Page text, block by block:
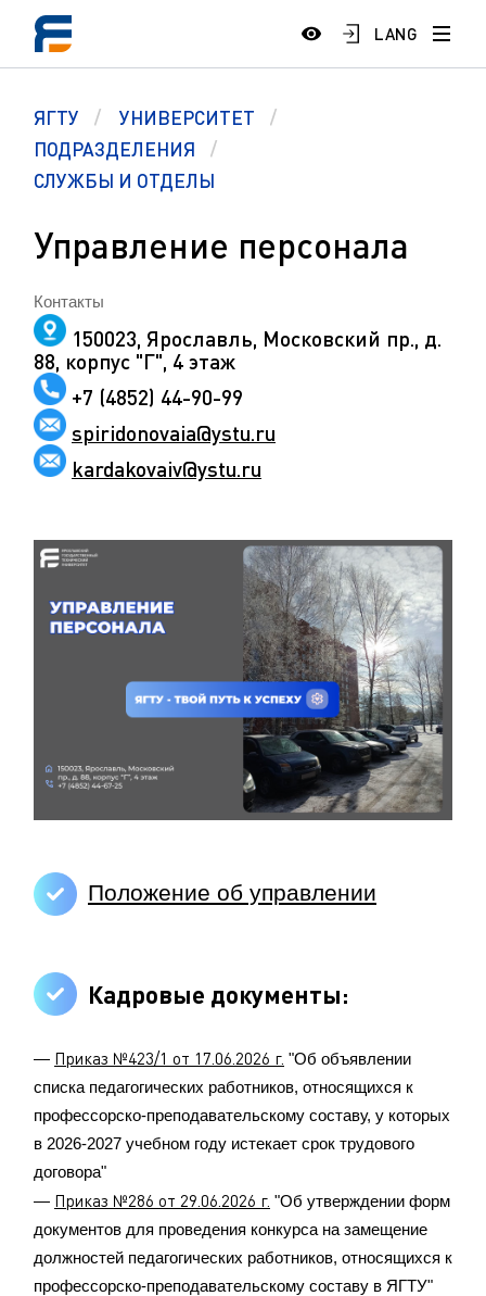
LANG
ЯГТУ
УНИВЕРСИТЕТ
ПОДРАЗДЕЛЕНИЯ
СЛУЖБЫ И ОТДЕЛЫ
Управление персонала
Положение об управлении
Кадровые документы:
— Приказ №423/1 от 17.06.2026 г. "Об объявлении
списка педагогических работников, относящихся к
профессорско-преподавательскому составу, у которых
в 2026-2027 учебном году истекает срок трудового
договора"
— Приказ №286 от 29.06.2026 г. "Об утверждении форм
документов для проведения конкурса на замещение
должностей педагогических работников, относящихся к
профессорско-преподавательскому составу в ЯГТУ"
Контакты
150023, Ярославль, Московский пр., д.
88, корпус "Г", 4 этаж
+7 (4852) 44-90-99
spiridonovaia@ystu.ru
kardakovaiv@ystu.ru